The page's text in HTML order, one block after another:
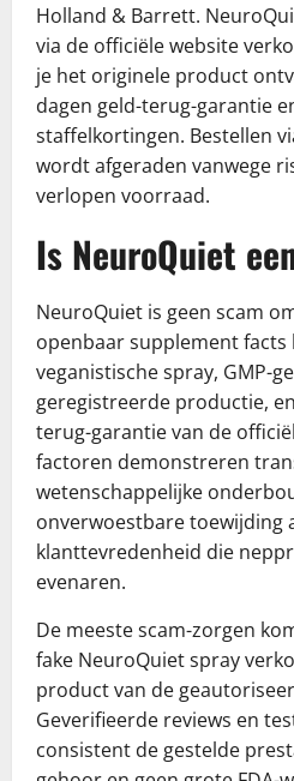
Holland & Barrett.
via de officiële website
je het originele product
dagen geld-terug-garantie
staffelkortingen. Bestellen
wordt afgeraden vanwege
verlopen voorraad.
Is NeuroQuiet
NeuroQuiet is geen scam
openbaar supplement facts
veganistische spray, GMP-
geregistreerde productie,
terug-garantie van de
factoren demonstreren
wetenschappelijke
onverwoestbare toewijding
klanttevredenheid die
evenaren.
De meeste scam-zorgen
fake NeuroQuiet spray
product van de
Geverifieerde reviews en
consistent de gestelde